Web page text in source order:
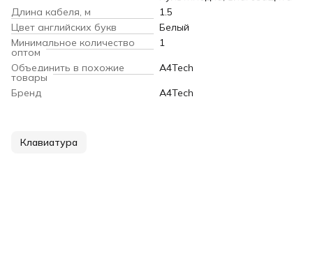
Длина кабеля, м
1.5
Цвет английских букв
Белый
Минимальное количество
оптом
1
Объединить в похожие
товары
A4Tech
Бренд
A4Tech
Клавиатура